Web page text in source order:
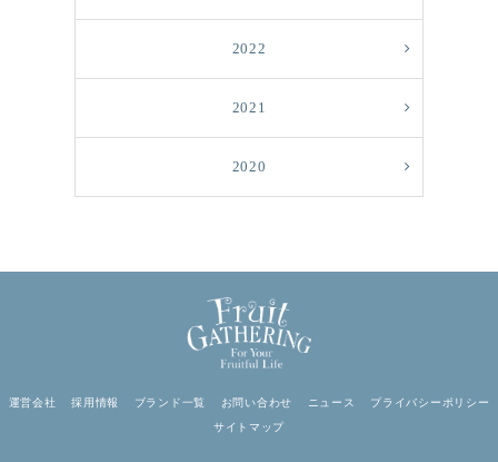
2022
2021
2020
運営会社 採用情報 ブランド一覧 お問い合わせ ニュース
プライバシーポリシー
サイトマップ